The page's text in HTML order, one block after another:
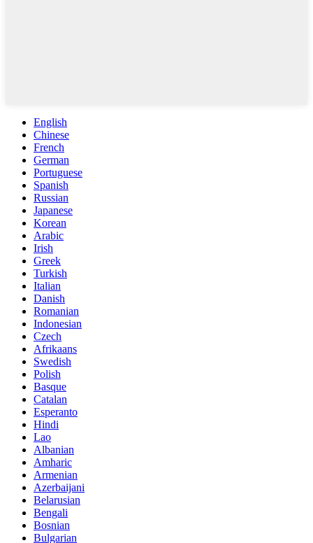
English
Chinese
French
German
Portuguese
Spanish
Russian
Japanese
Korean
Arabic
Irish
Greek
Turkish
Italian
Danish
Romanian
Indonesian
Czech
Afrikaans
Swedish
Polish
Basque
Catalan
Esperanto
Hindi
Lao
Albanian
Amharic
Armenian
Azerbaijani
Belarusian
Bengali
Bosnian
Bulgarian